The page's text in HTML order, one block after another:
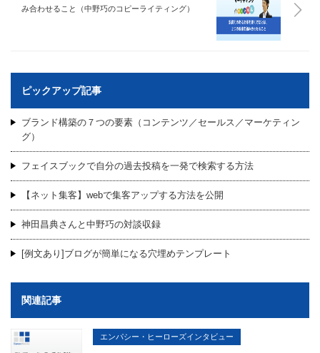
み合わせること（中野巧のコピーライティング）
ピックアップ記事
ブランド構築の７つの要素（コンテンツ／セールス／マーケティン
グ）
フェイスブックで自分の過去投稿を一発で検索する方法
【ネット集客】webで集客アップする方法を公開
神田昌典さんと中野巧の対談収録
[例文あり]ブログが簡単になる穴埋めテンプレート
関連記事
エンパシー・ヒーローズインタビュー